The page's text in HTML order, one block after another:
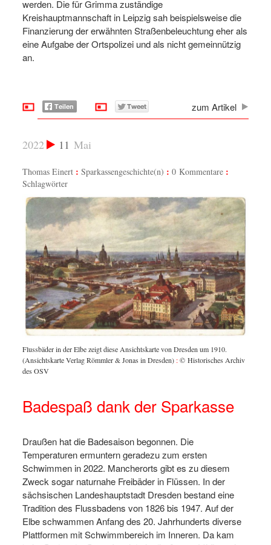
werden. Die für Grimma zuständige
Kreishauptmannschaft in Leipzig sah beispielsweise die
Finanzierung der erwähnten Straßenbeleuchtung eher als
eine Aufgabe der Ortspolizei und als nicht gemeinnützig
an.
zum Artikel
11 Mai
2022
Thomas Einert Sparkassengeschichte(n)
0 Kommentare
Schlagwörter
Flussbäder in der Elbe zeigt diese Ansichtskarte von Dresden um 1910.
(Ansichtskarte Verlag Römmler & Jonas in Dresden) :© Historisches Archiv
des OSV
Badespaß dank der Sparkasse
Draußen hat die Badesaison begonnen. Die
Temperaturen ermuntern geradezu zum ersten
Schwimmen in 2022. Mancherorts gibt es zu diesem
Zweck sogar naturnahe Freibäder in Flüssen. In der
sächsischen Landeshauptstadt Dresden bestand eine
Tradition des Flussbadens von 1826 bis 1947. Auf der
Elbe schwammen Anfang des 20. Jahrhunderts diverse
Plattformen mit Schwimmbereich im Inneren. Da kam